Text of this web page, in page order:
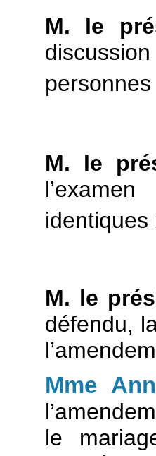
M. le
M. le
identiques
M. le
défendu,
Mme
le